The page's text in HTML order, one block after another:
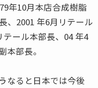
年10月本店合成樹脂
、2001 年6月リテール
ール本部長、04 年4
本部長。
うなると日本では今後